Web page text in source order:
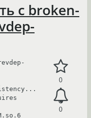
с broken-
0
0